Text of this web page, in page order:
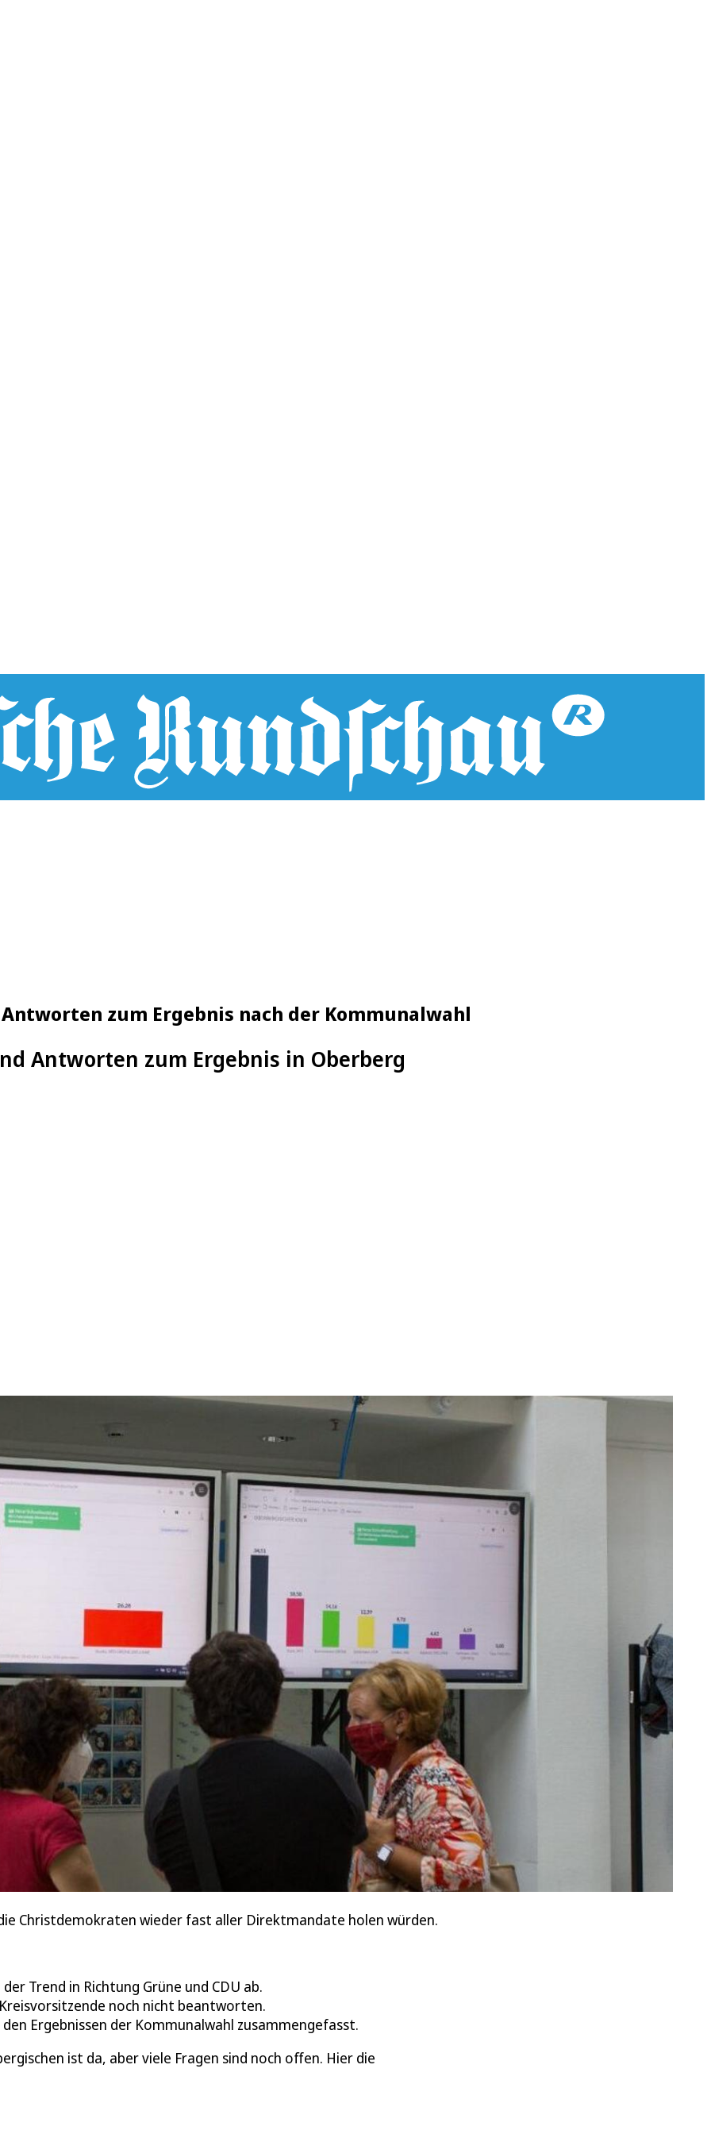
zum Ergebnis nach der Kommunalwahl
Antworten zum Ergebnis in Oberberg
Christdemokraten wieder fast aller Direktmandate holen würden.
Trend in Richtung Grüne und CDU ab.
noch nicht beantworten.
Ergebnissen der Kommunalwahl zusammengefasst.
ist da, aber viele Fragen sind noch offen. Hier die